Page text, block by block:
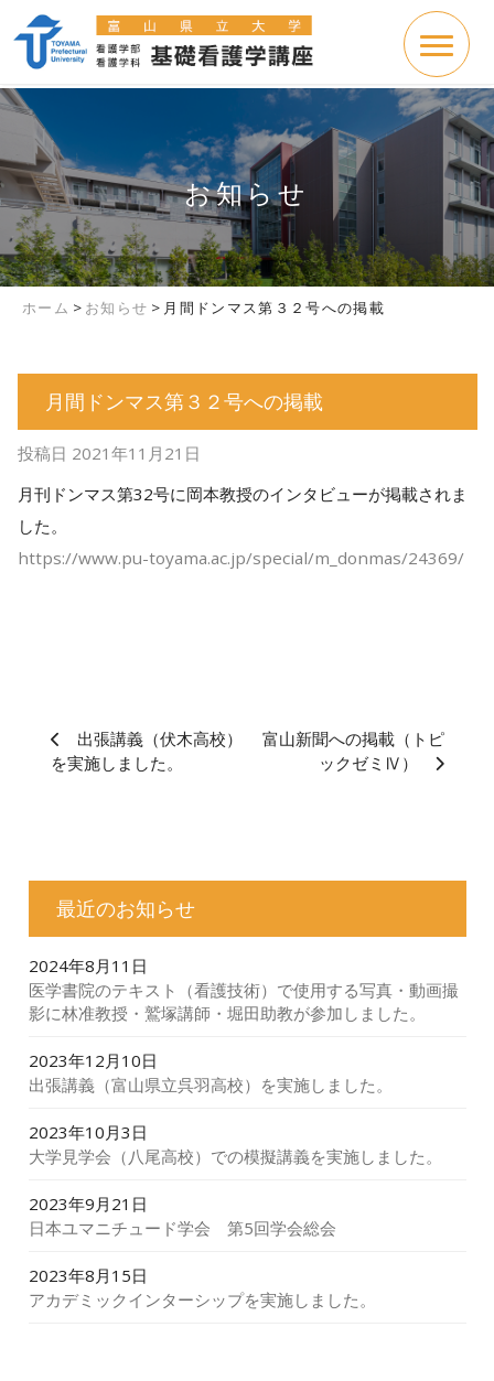
お知らせ
ホーム > お知らせ > 月間ドンマス第３２号への掲載
月間ドンマス第３２号への掲載
投稿日 2021年11月21日
月刊ドンマス第32号に岡本教授のインタビューが掲載されま
した。
https://www.pu-toyama.ac.jp/special/m_donmas/24369/
出張講義（伏木高校）
を実施しました。
富山新聞への掲載（トピ
ックゼミⅣ）
最近のお知らせ
2024年8月11日
医学書院のテキスト（看護技術）で使用する写真・動画撮
影に林准教授・鷲塚講師・堀田助教が参加しました。
2023年12月10日
出張講義（富山県立呉羽高校）を実施しました。
2023年10月3日
大学見学会（八尾高校）での模擬講義を実施しました。
2023年9月21日
日本ユマニチュード学会 第5回学会総会
2023年8月15日
アカデミックインターシップを実施しました。